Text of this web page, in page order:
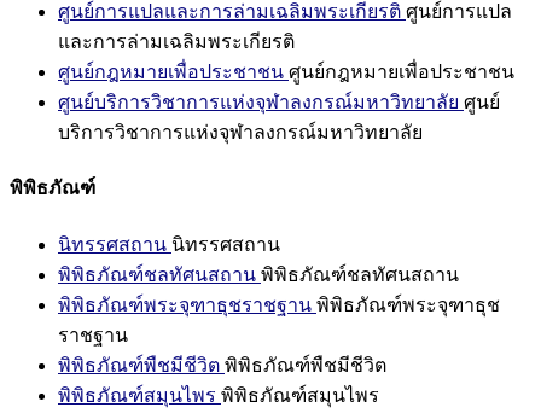
ศูนย์การแปลและการล่ามเฉลิมพระเกียรติ ศูนย์การแปล
และการล่ามเฉลิมพระเกียรติ
ศูนย์กฎหมายเพื่อประชาชน ศูนย์กฎหมายเพื่อประชาชน
ศูนย์บริการวิชาการแห่งจุฬาลงกรณ์มหาวิทยาลัย ศูนย์
บริการวิชาการแห่งจุฬาลงกรณ์มหาวิทยาลัย
พิพิธภัณฑ์
นิทรรศสถาน นิทรรศสถาน
พิพิธภัณฑ์ชลทัศนสถาน พิพิธภัณฑ์ชลทัศนสถาน
พิพิธภัณฑ์พระจุฑาธุชราชฐาน พิพิธภัณฑ์พระจุฑาธุช
ราชฐาน
พิพิธภัณฑ์พืชมีชีวิต พิพิธภัณฑ์พืชมีชีวิต
พิพิธภัณฑ์สมุนไพร พิพิธภัณฑ์สมุนไพร